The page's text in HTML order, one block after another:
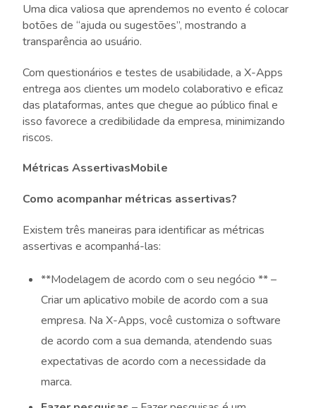
Uma dica valiosa que aprendemos no evento é colocar
botões de “ajuda ou sugestões”, mostrando a
transparência ao usuário.
Com questionários e testes de usabilidade, a X-Apps
entrega aos clientes um modelo colaborativo e eficaz
das plataformas, antes que chegue ao público final e
isso favorece a credibilidade da empresa, minimizando
riscos.
Métricas AssertivasMobile
Como acompanhar métricas assertivas?
Existem três maneiras para identificar as métricas
assertivas e acompanhá-las:
**Modelagem de acordo com o seu negócio ** –
Criar um aplicativo mobile de acordo com a sua
empresa. Na X-Apps, você customiza o software
de acordo com a sua demanda, atendendo suas
expectativas de acordo com a necessidade da
marca.